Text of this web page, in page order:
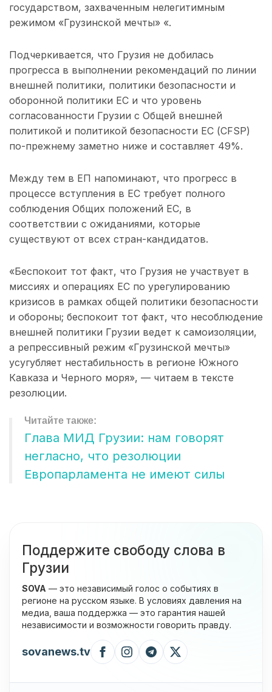
государством, захваченным нелегитимным
режимом «Грузинской мечты» «.
Подчеркивается, что Грузия не добилась
прогресса в выполнении рекомендаций по линии
внешней политики, политики безопасности и
оборонной политики ЕС и что уровень
согласованности Грузии с Общей внешней
политикой и политикой безопасности ЕС (CFSP)
по-прежнему заметно ниже и составляет 49%.
Между тем в ЕП напоминают, что прогресс в
процессе вступления в ЕС требует полного
соблюдения Общих положений ЕС, в
соответствии с ожиданиями, которые
существуют от всех стран-кандидатов.
«Беспокоит тот факт, что Грузия не участвует в
миссиях и операциях ЕС по урегулированию
кризисов в рамках общей политики безопасности
и обороны; беспокоит тот факт, что несоблюдение
внешней политики Грузии ведет к самоизоляции,
а репрессивный режим «Грузинской мечты»
усугубляет нестабильность в регионе Южного
Кавказа и Черного моря», — читаем в тексте
резолюции.
Глава МИД Грузии: нам говорят
негласно, что резолюции
Европарламента не имеют силы
Поддержите свободу слова в
Грузии
SOVA — это независимый голос о событиях в
регионе на русском языке. В условиях давления на
медиа, ваша поддержка — это гарантия нашей
независимости и возможности говорить правду.
sovanews.tv